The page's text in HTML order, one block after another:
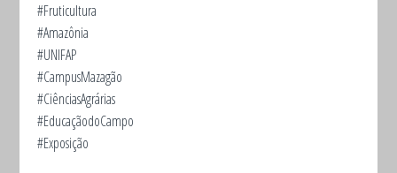
#Fruticultura
#Amazônia
#UNIFAP
#CampusMazagão
#CiênciasAgrárias
#EducaçãodoCampo
#Exposição